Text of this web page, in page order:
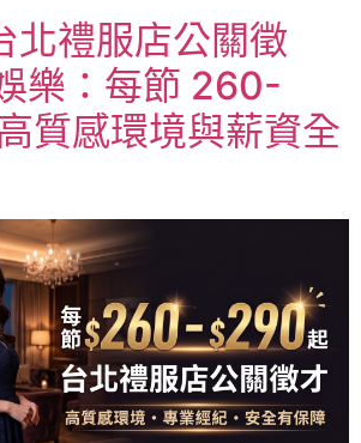
北禮服店公關徵
樂：每節 260-
質感環境與薪資全